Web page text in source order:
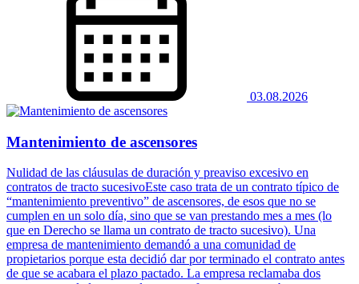
03.08.2026
Mantenimiento de ascensores
Nulidad de las cláusulas de duración y preaviso excesivo en
contratos de tracto sucesivoEste caso trata de un contrato típico de
“mantenimiento preventivo” de ascensores, de esos que no se
cumplen en un solo día, sino que se van prestando mes a mes (lo
que en Derecho se llama un contrato de tracto sucesivo). Una
empresa de mantenimiento demandó a una comunidad de
propietarios porque esta decidió dar por terminado el contrato antes
de que se acabara el plazo pactado. La empresa reclamaba dos